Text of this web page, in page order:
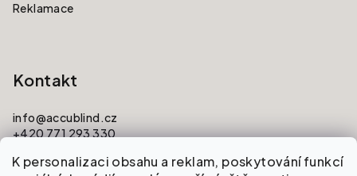
K personalizaci obsahu a reklam, poskytování funkcí
Reklamace
Kontakt
info@accublind.cz
+420 771 293 330